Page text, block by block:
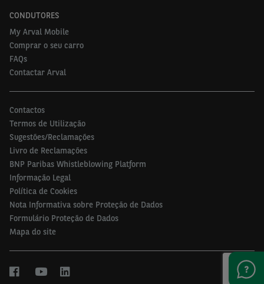
CONDUTORES
My Arval Mobile
Comprar o seu carro
FAQs
Contactar Arval
Contactos
Termos de Utilização
Sugestões/Reclamações
Livro de Reclamações
BNP Paribas Whistleblowing Platform
Informação Legal
Política de Cookies
Nota Informativa sobre Proteção de Dados
Formulário Proteção de Dados
Mapa do site